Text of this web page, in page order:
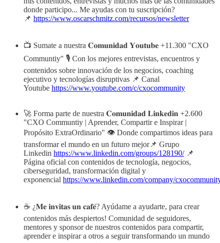
donde participo... Me ayudas con tu suscripción?
📌 https://www.oscarschmitz.com/recursos/newsletter
📺 Sumate a nuestra 𝐂𝐨𝐦𝐮𝐧𝐢𝐝𝐚𝐝 𝐘𝐨𝐮𝐭𝐮𝐛𝐞 +11.300 "CXO
Communtiy" 🎙️ Con los mejores entrevistas, encuentros y
contenidos sobre innovación de los negocios, coaching
ejecutivo y tecnologías disruptivas 📌 Canal
Youtube https://www.youtube.com/c/cxocommunity
🚀 Forma parte de nuestra 𝐂𝐨𝐦𝐮𝐧𝐢𝐝𝐚𝐝 𝐋𝐢𝐧𝐤𝐞𝐝𝐢𝐧 +2.600
"CXO Communtiy | Aprender, Compartir e Inspirar |
Propósito ExtraOrdinario" 👁️ Donde compartimos ideas para
transformar el mundo en un futuro mejor📌 Grupo
Linkedin https://www.linkedin.com/groups/128190/📌
Página oficial con contenidos de tecnología, negocios,
ciberseguridad, transformación digital y
exponencial https://www.linkedin.com/company/
☕ ¿𝐌𝐞 𝐢𝐧𝐯𝐢𝐭𝐚𝐬 𝐮𝐧 𝐜𝐚𝐟𝐞́? Ayúdame a ayudarte, para crear
contenidos más despiertos! Comunidad de seguidores,
mentores y sponsor de nuestros contenidos para compartir,
aprender e inspirar a otros a seguir transformando un mundo